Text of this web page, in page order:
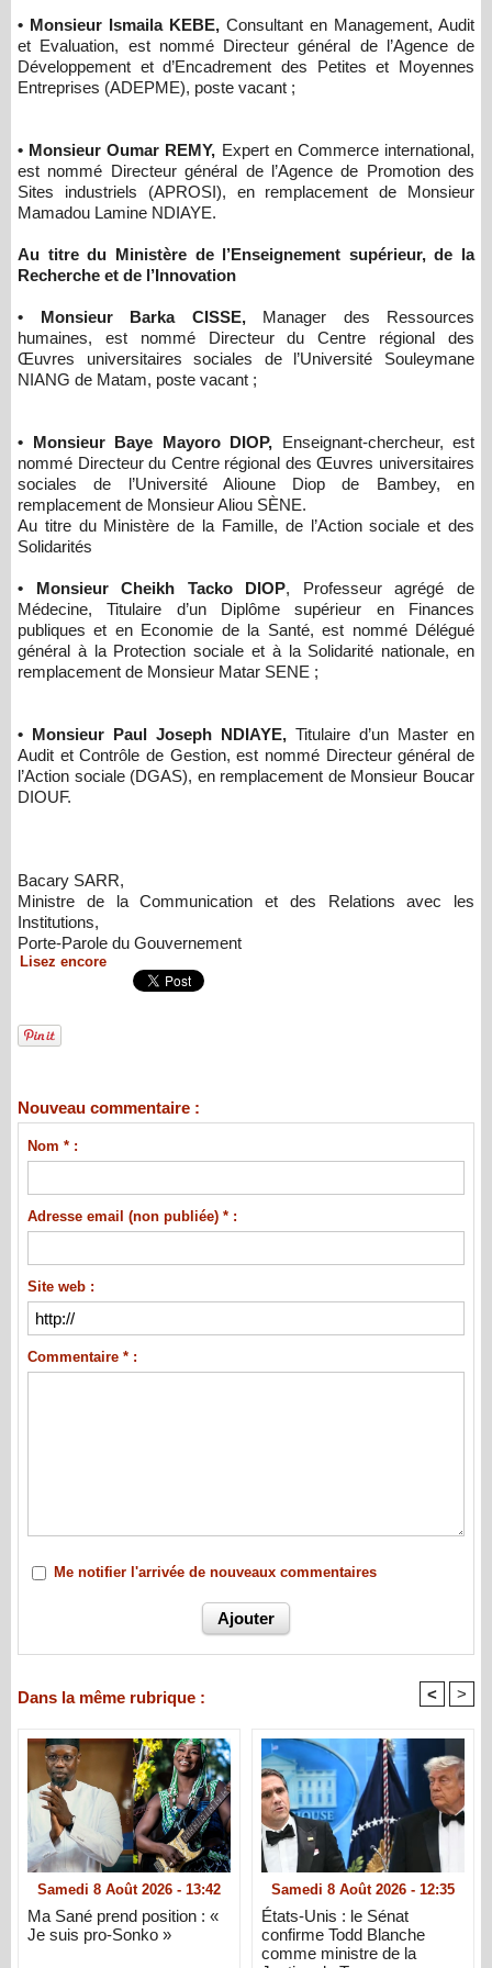
• Monsieur Ismaila KEBE, Consultant en Management, Audit
et Evaluation, est nommé Directeur général de l’Agence de
Développement et d’Encadrement des Petites et Moyennes
Entreprises (ADEPME), poste vacant ;
• Monsieur Oumar REMY, Expert en Commerce international,
est nommé Directeur général de l’Agence de Promotion des
Sites industriels (APROSI), en remplacement de Monsieur
Mamadou Lamine NDIAYE.
Au titre du Ministère de l’Enseignement supérieur, de la
Recherche et de l’Innovation
• Monsieur Barka CISSE,Manager des Ressources
humaines, est nommé Directeur du Centre régional des
Œuvres universitaires sociales de l’Université Souleymane
NIANG de Matam, poste vacant ;
• Monsieur Baye Mayoro DIOP, Enseignant-chercheur, est
nommé Directeur du Centre régional des Œuvres universitaires
sociales de l’Université Alioune Diop de Bambey, en
remplacement de Monsieur Aliou SÈNE.
Au titre du Ministère de la Famille, de l’Action sociale et des
Solidarités
• Monsieur Cheikh Tacko DIOP, Professeur agrégé de
Médecine, Titulaire d’un Diplôme supérieur en Finances
publiques et en Economie de la Santé, est nommé Délégué
général à la Protection sociale et à la Solidarité nationale, en
remplacement de Monsieur Matar SENE ;
• Monsieur Paul Joseph NDIAYE, Titulaire d’un Master en
Audit et Contrôle de Gestion, est nommé Directeur général de
l’Action sociale (DGAS), en remplacement de Monsieur Boucar
DIOUF.
Bacary SARR,
Ministre de la Communication et des Relations avec les
Institutions,
Porte-Parole du Gouvernement​​
Lisez encore
Nouveau commentaire :
Nom * :
Adresse email (non publiée) * :
Site web :
Commentaire * :
Me notifier l'arrivée de nouveaux commentaires
Dans la même rubrique : < >
Samedi 8 Août 2026 - 13:42
Ma Sané prend position : «
Je suis pro-Sonko »
Samedi 8 Août 2026 - 12:35
États-Unis : le Sénat
confirme Todd Blanche
comme ministre de la